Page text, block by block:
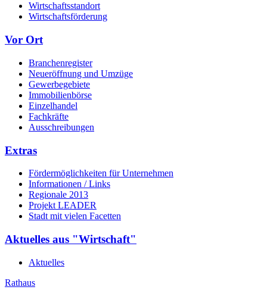
Wirtschaftsstandort
Wirtschaftsförderung
Vor Ort
Branchenregister
Neueröffnung und Umzüge
Gewerbegebiete
Immobilienbörse
Einzelhandel
Fachkräfte
Ausschreibungen
Extras
Fördermöglichkeiten für Unternehmen
Informationen / Links
Regionale 2013
Projekt LEADER
Stadt mit vielen Facetten
Aktuelles aus "Wirtschaft"
Aktuelles
Rathaus